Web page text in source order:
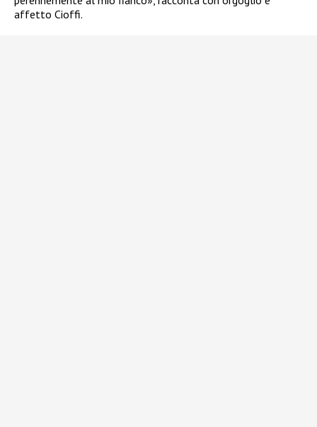
affetto Cioffi.